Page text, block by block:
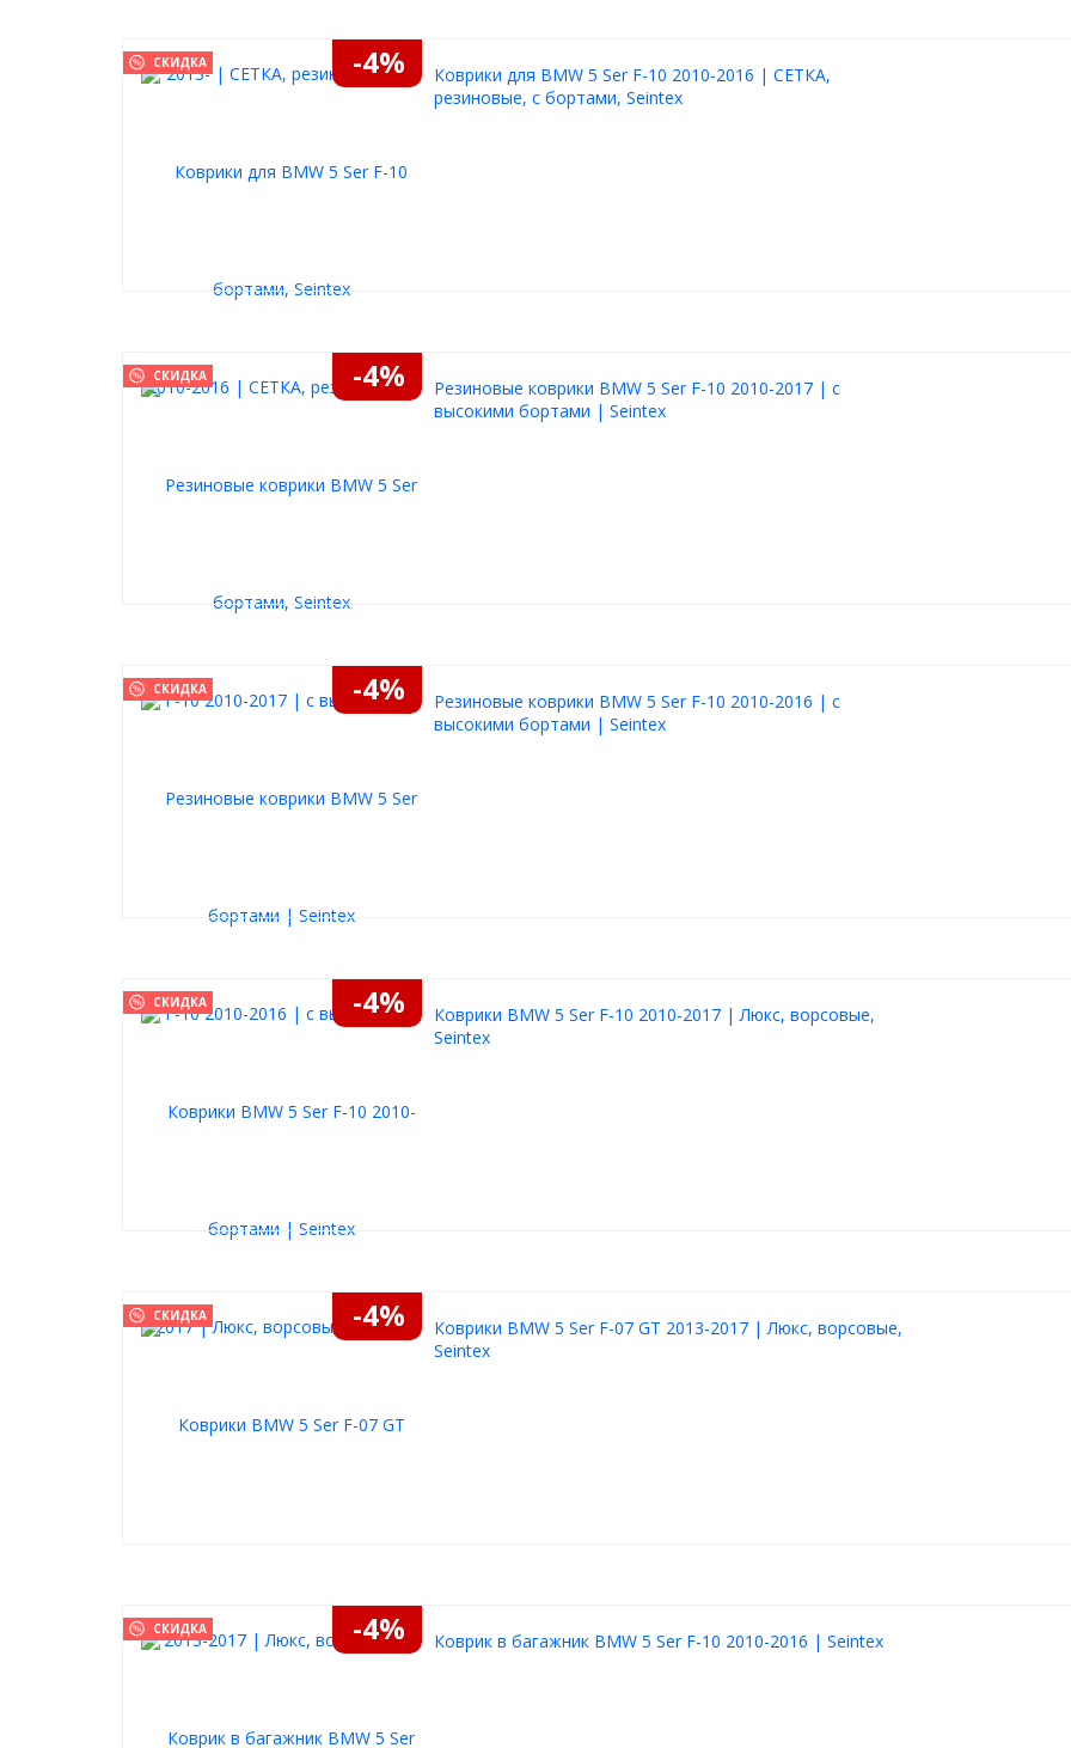
СКИДКА -4%
Коврики для BMW 5 Ser F-10 2010-2016 | СЕТКА,
резиновые, с бортами, Seintex
СКИДКА -4%
Резиновые коврики BMW 5 Ser F-10 2010-2017 | с
высокими бортами | Seintex
СКИДКА -4%
Резиновые коврики BMW 5 Ser F-10 2010-2016 | с
высокими бортами | Seintex
СКИДКА -4%
Коврики BMW 5 Ser F-10 2010-2017 | Люкс, ворсовые,
Seintex
СКИДКА -4%
Коврики BMW 5 Ser F-07 GT 2013-2017 | Люкс, ворсовые,
Seintex
СКИДКА -4% Коврик в багажник BMW 5 Ser F-10 2010-2016 | Seintex